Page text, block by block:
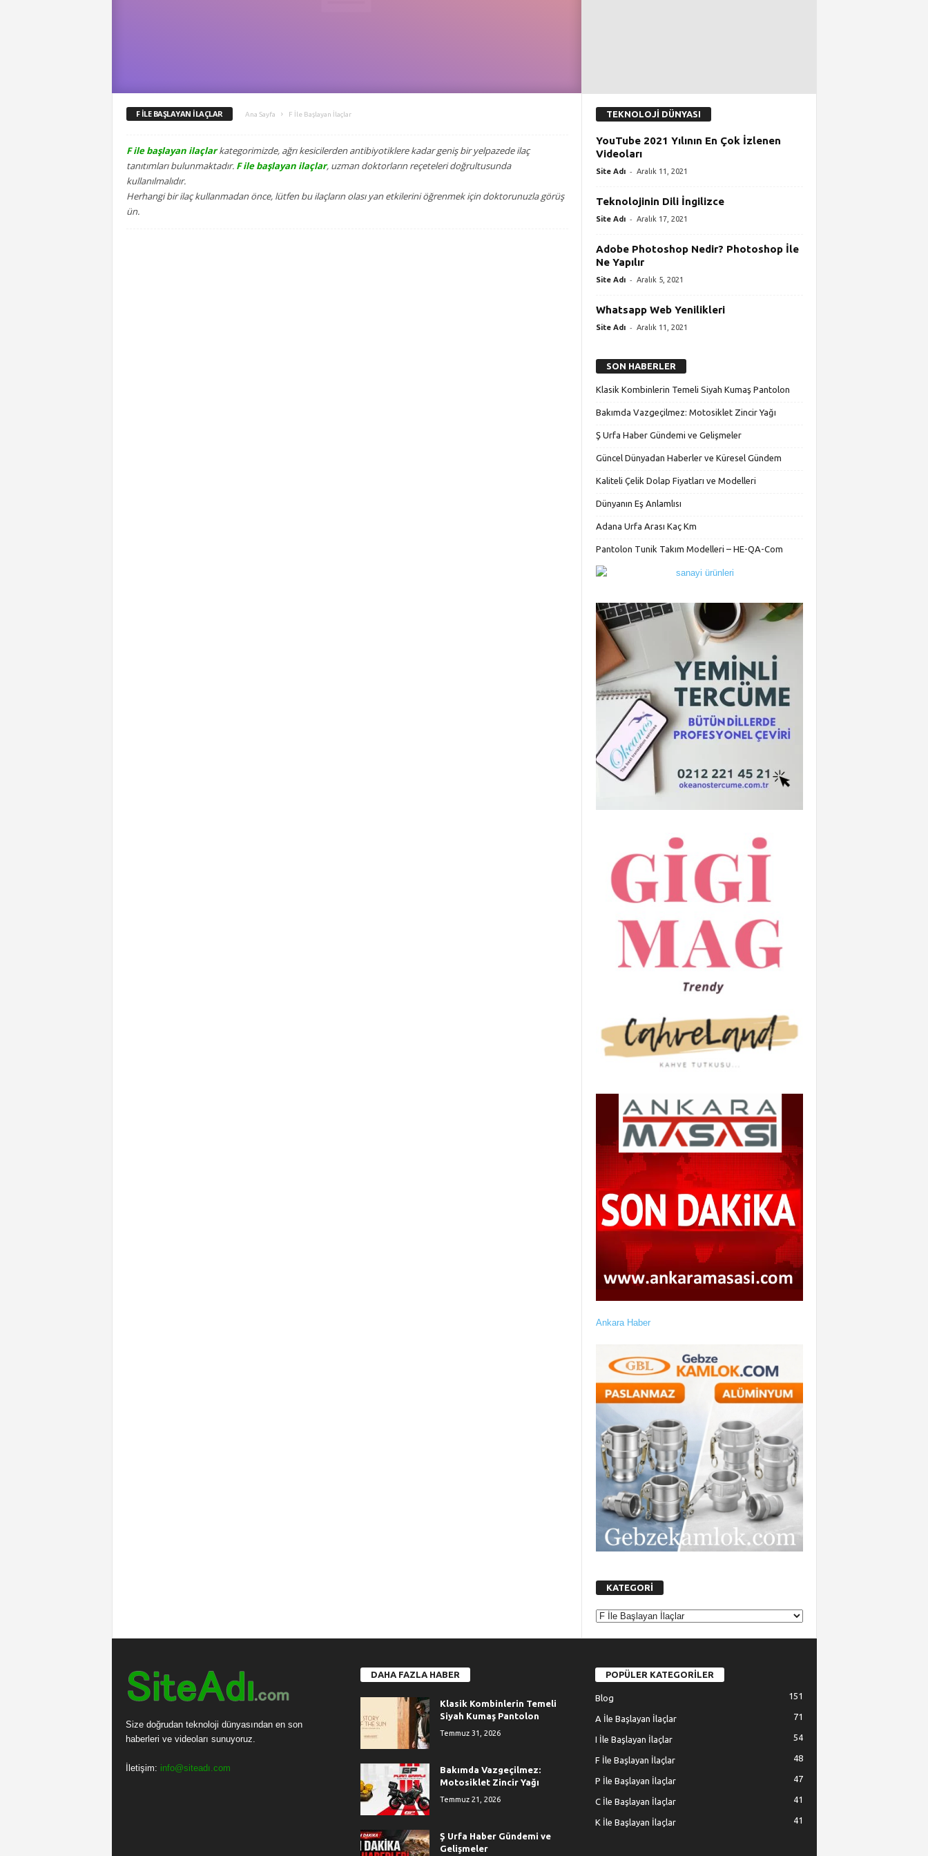
F İLE BAŞLAYAN İLAÇLAR Ana Sayfa F İle Başlayan İlaçlar
F ile başlayan ilaçlarkategorimizde, ağrı kesicilerden antibiyotiklere kadar geniş bir yelpazede ilaç
tanıtımları bulunmaktadır. F ile başlayan ilaçlar, uzman doktorların reçeteleri doğrultusunda
kullanılmalıdır.
Herhangi bir ilaç kullanmadan önce, lütfen bu ilaçların olası yan etkilerini öğrenmek için doktorunuzla görüş
ün.
TEKNOLOJİ DÜNYASI
YouTube 2021 Yılının En Çok İzlenen
Videoları
Site Adı - Aralık 11, 2021
Teknolojinin Dili İngilizce
Site Adı - Aralık 17, 2021
Adobe Photoshop Nedir? Photoshop İle
Ne Yapılır
Site Adı - Aralık 5, 2021
Whatsapp Web Yenilikleri
Site Adı - Aralık 11, 2021
SON HABERLER
Klasik Kombinlerin Temeli Siyah Kumaş Pantolon
Bakımda Vazgeçilmez: Motosiklet Zincir Yağı
Ş Urfa Haber Gündemi ve Gelişmeler
Güncel Dünyadan Haberler ve Küresel Gündem
Kaliteli Çelik Dolap Fiyatları ve Modelleri
Dünyanın Eş Anlamlısı
Adana Urfa Arası Kaç Km
Pantolon Tunik Takım Modelleri – HE-QA-Com
Ankara Haber
KATEGORİ
K
R
İ
Size doğrudan teknoloji dünyasından en son
haberleri ve videoları sunuyoruz.
İletişim: info@siteadı.com
DAHA FAZLA HABER
Klasik Kombinlerin Temeli
Siyah Kumaş Pantolon
Temmuz 31, 2026
Bakımda Vazgeçilmez:
Motosiklet Zincir Yağı
Temmuz 21, 2026
Ş Urfa Haber Gündemi ve
Gelişmeler
POPÜLER KATEGORİLER
Blog 151
A İle Başlayan İlaçlar 71
I İle Başlayan İlaçlar 54
F İle Başlayan İlaçlar 48
P İle Başlayan İlaçlar 47
C İle Başlayan İlaçlar 41
K İle Başlayan İlaçlar 41